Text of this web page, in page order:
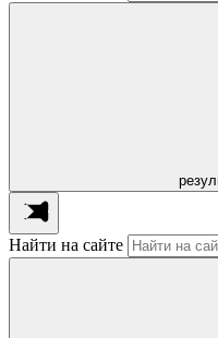
Найти на сайте